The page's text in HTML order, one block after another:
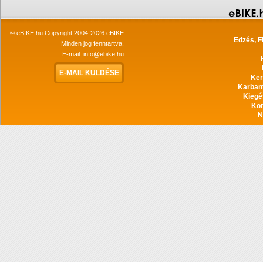
© eBIKE.hu Copyright 2004-2026 eBIKE
Minden jog fenntartva.
E-mail: info@ebike.hu
E-MAIL KÜLDÉSE
Edzés,